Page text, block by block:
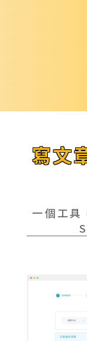
寫文
一個工具